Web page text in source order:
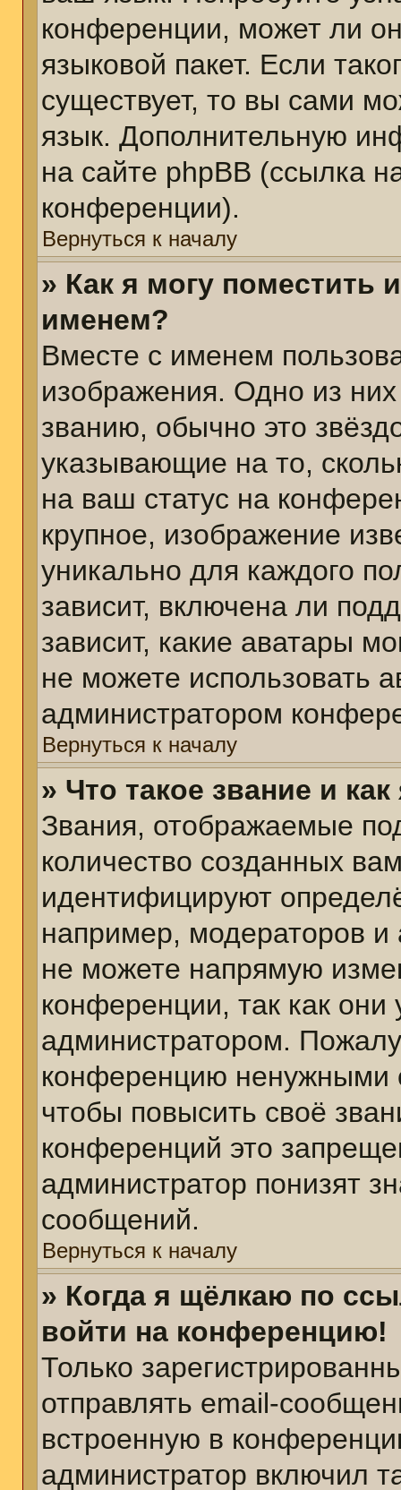
конференции, может ли
языковой пакет. Если
существует, то вы сами
язык. Дополнительную
на сайте phpBB (ссылка
конференции).
Вернуться к началу
» Как я могу поместить
именем?
Вместе с именем
изображения. Одно из
званию, обычно это
указывающие на то,
на ваш статус на
крупное, изображение
уникально для каждого
зависит, включена ли
зависит, какие аватары
не можете использовать
администратором
Вернуться к началу
» Что такое звание и
Звания, отображаемые
количество созданных
идентифицируют
например, модераторов
не можете напрямую
конференции, так как они
администратором.
конференцию ненужными
чтобы повысить своё
конференций это
администратор понизят
сообщений.
Вернуться к началу
» Когда я щёлкаю по
войти на конференцию!
Только
отправлять email-
встроенную в
администратор включил